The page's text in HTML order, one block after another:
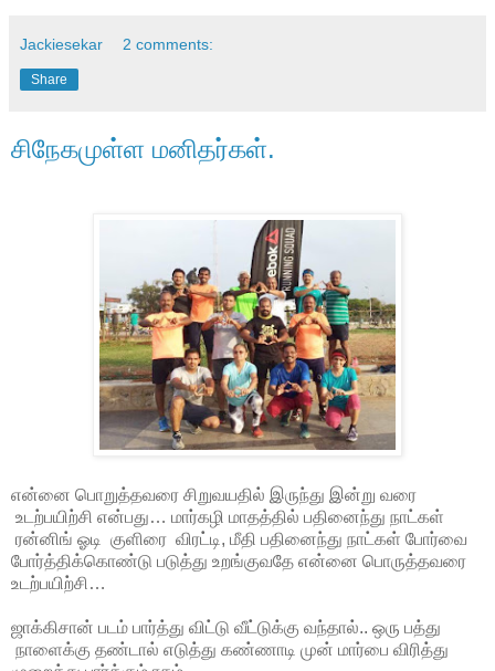
Jackiesekar 2 comments:
Share
சிநேகமுள்ள மனிதர்கள்.
என்னை பொறுத்தவரை சிறுவயதில் இருந்து இன்று வரை
உடற்பயிற்சி என்பது… மார்கழி மாதத்தில் பதினைந்து நாட்கள்
ரன்னிங் ஓடி குளிரை விரட்டி, மீதி பதினைந்து நாட்கள் போர்வை
போர்த்திக்கொண்டு படுத்து உறங்குவதே என்னை பொருத்தவரை
உடற்பயிற்சி…
ஜாக்கிசான் படம் பார்த்து விட்டு வீட்டுக்கு வந்தால்.. ஒரு பத்து
நாளைக்கு தண்டால் எடுத்து கண்ணாடி முன் மார்பை விரித்து